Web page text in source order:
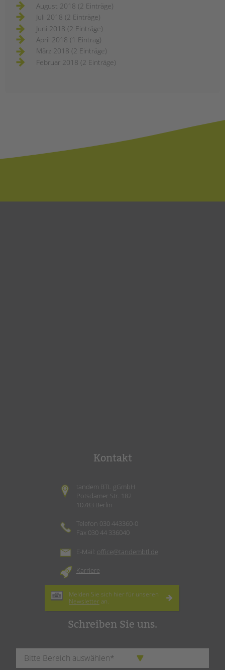
August 2018 (2 Einträge)
Juli 2018 (2 Einträge)
Juni 2018 (2 Einträge)
April 2018 (1 Eintrag)
März 2018 (2 Einträge)
Februar 2018 (2 Einträge)
Kontakt
tandem BTL gGmbH
Potsdamer Str. 182
10783 Berlin
Telefon 030 443360-0
Fax 030 44 336040
E-Mail: office@tandembtl.de
Karriere
Melden Sie sich hier für unseren
Newsletter an.
Schreiben Sie uns.